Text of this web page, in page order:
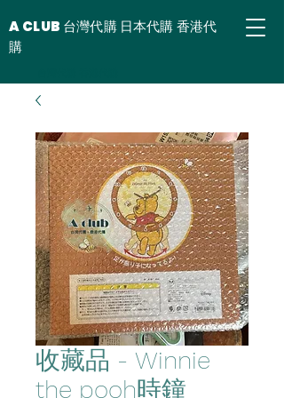
A CLUB 台灣代購 日本代購 香港代
購
收藏品 - Winnie
the pooh時鐘